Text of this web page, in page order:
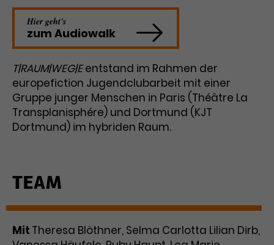
Name _gat_UA-63561367-1
Anbieter Google Analytics
Laufzeit 1 Minute
Das ist ein von Google Analytics
gesetztes Cookie. Bestimmte
Daten werden nur maximal einmal
Anbieter
Laufzeit 3 Monate
Zweck
Dieses Cookie wird verwendet, um
Nutzerinteraktionen mit
Werbeanzeigen zu messen und
Remarketing-Funktionen
bereitzustellen.
Name
Anbieter Google / DoubleClick
Laufzeit 1 Jahr
Hier geht's
zum Audiowalk
T|RAUM|WEG|Eentstand im Rahmen der
europefiction Jugendclubarbeit mit einer
Gruppe junger Menschen in Paris (Théâtre La
Transplanisphére) und Dortmund (KJT
Dortmund) im hybriden Raum.
TEAM
Mit Theresa Blöthner, Selma Carlotta Lilian Dirb,